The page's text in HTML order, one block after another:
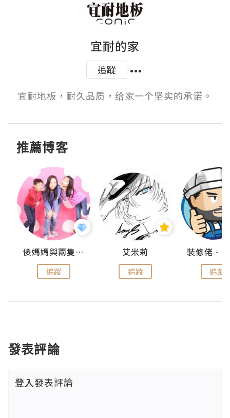
宜耐的家
追蹤
宜耐地板，耐久品质，给家一个坚实的承诺。
推薦博客
儍媽媽與兩隻小魔怪之家
追蹤
艾米莉
追蹤 追蹤
發表評論
登入發表評論